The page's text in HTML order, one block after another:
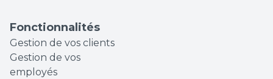
Fonctionnalités
Gestion de vos clients
Gestion de vos
employés